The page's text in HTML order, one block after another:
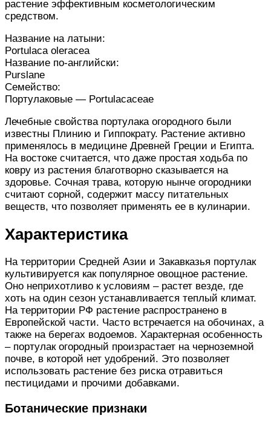
растение эффективным косметологическим
средством.
Название на латыни:
Portulaca oleracea
Название по-английски:
Purslane
Семейство:
Портулаковые — Portulacaceae
Лечебные свойства портулака огородного были
известны Плинию и Гиппократу. Растение активно
применялось в медицине Древней Греции и Египта.
На востоке считается, что даже простая ходьба по
ковру из растения благотворно сказывается на
здоровье. Сочная трава, которую нынче огородники
считают сорной, содержит массу питательных
веществ, что позволяет применять ее в кулинарии.
Характеристика
На территории Средней Азии и Закавказья портулак
культивируется как популярное овощное растение.
Оно неприхотливо к условиям – растет везде, где
хоть на один сезон устанавливается теплый климат.
На территории РФ растение распространено в
Европейской части. Часто встречается на обочинах, а
также на берегах водоемов. Характерная особенность
– портулак огородный произрастает на черноземной
почве, в которой нет удобрений. Это позволяет
использовать растение без риска отравиться
пестицидами и прочими добавками.
Ботанические признаки